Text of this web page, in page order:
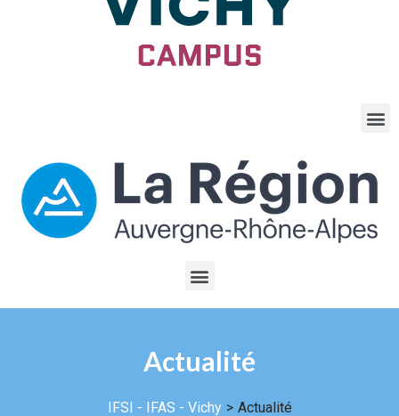
Actualité
IFSI - IFAS - Vichy > Actualité